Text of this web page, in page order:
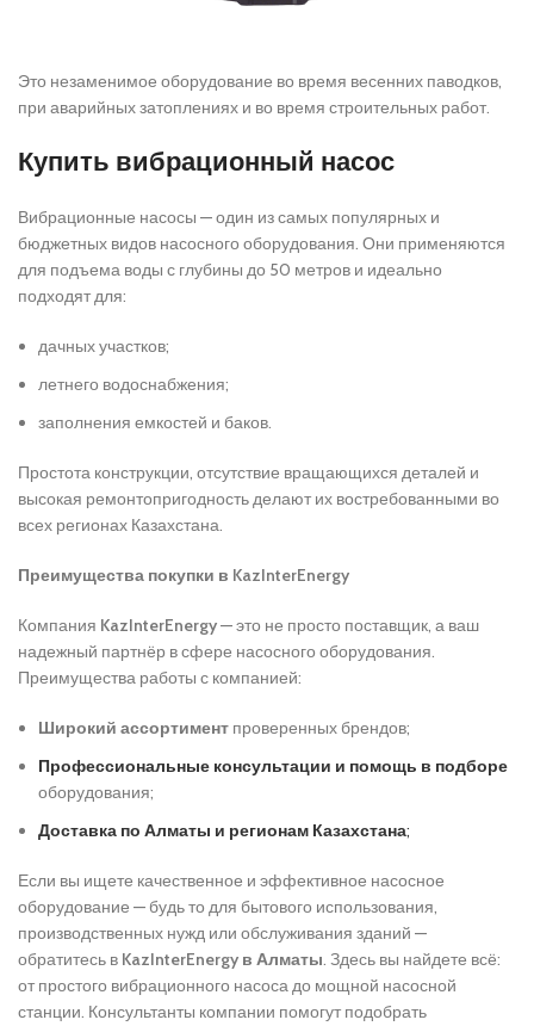
Это незаменимое оборудование во время весенних паводков,
при аварийных затоплениях и во время строительных работ.
Купить вибрационный насос
Вибрационные насосы — один из самых популярных и
бюджетных видов насосного оборудования. Они применяются
для подъема воды с глубины до 50 метров и идеально
подходят для:
дачных участков;
летнего водоснабжения;
заполнения емкостей и баков.
Простота конструкции, отсутствие вращающихся деталей и
высокая ремонтопригодность делают их востребованными во
всех регионах Казахстана.
Преимущества покупки в KazInterEnergy
Компания KazInterEnergy— это не просто поставщик, а ваш
надежный партнёр в сфере насосного оборудования.
Преимущества работы с компанией:
Широкий ассортимент проверенных брендов;
Профессиональные консультации и помощь в подборе
оборудования;
Доставка по Алматы и регионам Казахстана;
Если вы ищете качественное и эффективное насосное
оборудование — будь то для бытового использования,
производственных нужд или обслуживания зданий —
обратитесь в KazInterEnergy в Алматы. Здесь вы найдете всё:
от простого вибрационного насоса до мощной насосной
станции. Консультанты компании помогут подобрать